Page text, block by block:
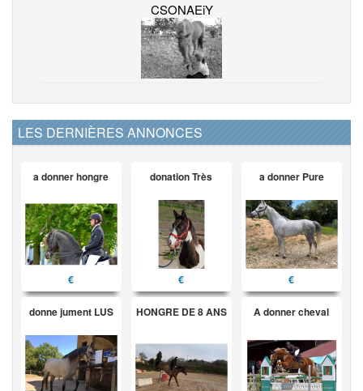
CSONAEiY
LES DERNIÈRES ANNONCES
a donner hongre
€
donation Très
€
a donner Pure
€
donne jument LUS HONGRE DE 8 ANS A donner cheval